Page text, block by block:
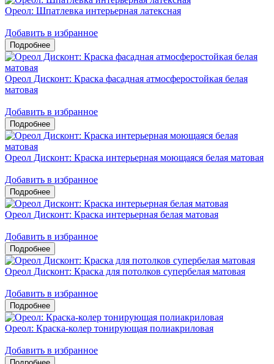
Ореол: Шпатлевка интерьерная латексная
Добавить в избранное
Ореол Дисконт: Краска фасадная атмосферостойкая белая
матовая
Добавить в избранное
Ореол Дисконт: Краска интерьерная моющаяся белая матовая
Добавить в избранное
Ореол Дисконт: Краска интерьерная белая матовая
Добавить в избранное
Ореол Дисконт: Краска для потолков супербелая матовая
Добавить в избранное
Ореол: Краска-колер тонирующая полиакриловая
Добавить в избранное